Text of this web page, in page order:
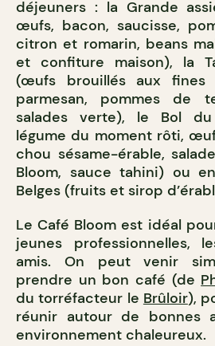
déjeuners : la Grande
œufs, bacon, saucisse,
citron et romarin, beans
et confiture maison), la
(œufs brouillés aux fines
parmesan, pommes de
salades verte), le Bol du
légume du moment rôti,
chou sésame-érable,
Bloom, sauce tahini) ou
Belges (fruits et sirop
Le Café Bloom est idéal
jeunes professionnelles,
amis. On peut venir
prendre un bon café (de
du torréfacteur le Brûloir),
réunir autour de bonnes
environnement chaleureux.